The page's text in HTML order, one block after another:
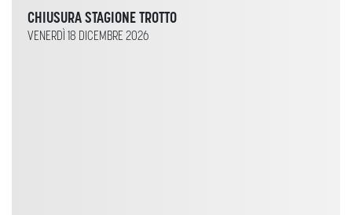
CHIUSURA STAGIONE TROTTO
VENERDÌ 18 DICEMBRE 2026